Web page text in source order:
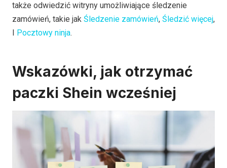
także odwiedzić witryny umożliwiające śledzenie
zamówień, takie jak Śledzenie zamówień, Śledzić więcej,
Pocztowy ninja.
Wskazówki, jak otrzymać
paczki Shein wcześniej